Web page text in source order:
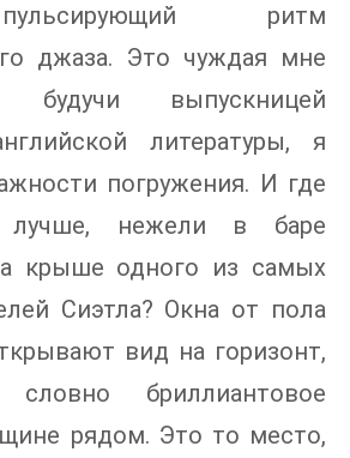
ритм
джаза. Это чуждая мне
выпускницей
литературы, я
погружения. И где
лучше, нежели в баре
крыше одного из самых
Сиэтла? Окна от пола
вид на горизонт,
словно бриллиантовое
рядом. Это то место,